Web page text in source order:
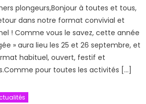
plongeurs,Bonjour à toutes et tous,
dans notre format convivial et
! Comme vous le savez, cette année
» aura lieu les 25 et 26 septembre, et
habituel, ouvert, festif et
pour toutes les activités […]